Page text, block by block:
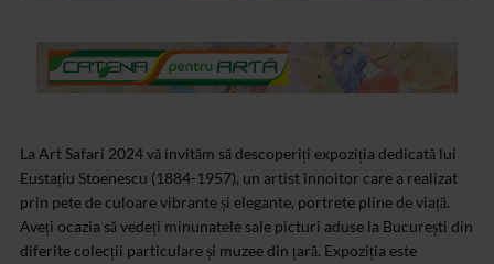
La Art Safari 2024 vă invităm să descoperiți expoziția dedicată lui
Eustațiu Stoenescu (1884-1957), un artist înnoitor care a realizat
prin pete de culoare vibrante și elegante, portrete pline de viață.
Aveți ocazia să vedeți minunatele sale picturi aduse la București din
diferite colecții particulare și muzee din țară. Expoziția este